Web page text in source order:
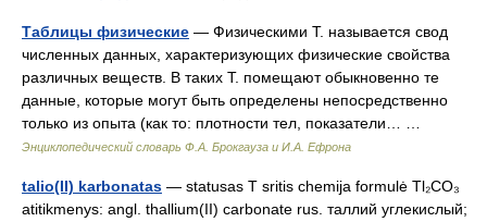
Таблицы физические — Физическими Т. называется свод
численных данных, характеризующих физические свойства
различных веществ. В таких Т. помещают обыкновенно те
данные, которые могут быть определены непосредственно
только из опыта (как то: плотности тел, показатели… …
Энциклопедический словарь Ф.А. Брокгауза и И.А. Ефрона
talio(II) karbonatas — statusas T sritis chemija formulė Tl₂CO₃
atitikmenys: angl. thallium(II) carbonate rus. таллий углекислый;